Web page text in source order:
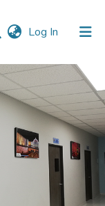
Log In (current)